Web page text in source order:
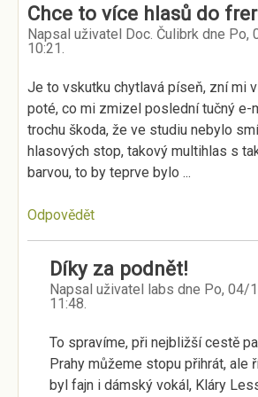
Chce to více hlasů do
Napsal uživatel Doc. Čulibrk dne Po,
10:21.
Je to vskutku chytlavá píseň, zní mi
poté, co mi zmizel poslední tučný e-
trochu škoda, že ve studiu nebylo
hlasových stop, takový multihlas s
barvou, to by teprve bylo ...
Odpovědět
Díky za podnět!
Napsal uživatel labs dne Po, 04/
11:48.
To spravíme, při nejbližší cestě
Prahy můžeme stopu přihrát, ale
byl fajn i dámský vokál, Kláry